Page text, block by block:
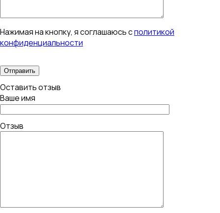
Нажимая на кнопку, я соглашаюсь сполитикой
конфиденциальности
Оставить отзыв
Ваше имя
Отзыв